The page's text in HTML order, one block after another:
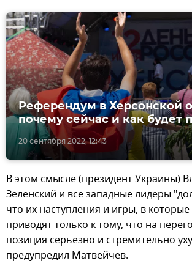
20 сентября 2022, 12:43
Референдум в Херсонской
почему сейчас и как будет
В этом смысле (президент Украины)
Зеленский и все западные лидеры
что их наступления и игры, в
приводят только к тому, что на
позиция серьезно и стремительно
предупредил Матвейчев.